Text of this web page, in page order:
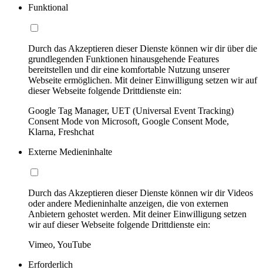
Funktional
Durch das Akzeptieren dieser Dienste können wir dir über die
grundlegenden Funktionen hinausgehende Features
bereitstellen und dir eine komfortable Nutzung unserer
Webseite ermöglichen. Mit deiner Einwilligung setzen wir auf
dieser Webseite folgende Drittdienste ein:
Google Tag Manager, UET (Universal Event Tracking)
Consent Mode von Microsoft, Google Consent Mode,
Klarna, Freshchat
Externe Medieninhalte
Durch das Akzeptieren dieser Dienste können wir dir Videos
oder andere Medieninhalte anzeigen, die von externen
Anbietern gehostet werden. Mit deiner Einwilligung setzen
wir auf dieser Webseite folgende Drittdienste ein:
Vimeo, YouTube
Erforderlich